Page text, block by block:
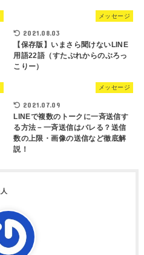
メッセージ
2021.08.03
【保存版】いまさら聞けないLINE
用語22語（すたぷれからのぶろっ
こりー）
メッセージ
2021.07.09
LINEで複数のトークに一斉送信す
る方法－一斉送信はバレる？送信
数の上限・画像の送信など徹底解
説！